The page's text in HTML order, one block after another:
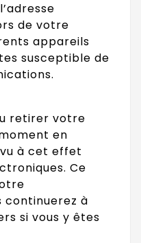
de votre
appareils
susceptible de
retirer votre
en
à cet effet
Ce
continuerez à
si vous y êtes